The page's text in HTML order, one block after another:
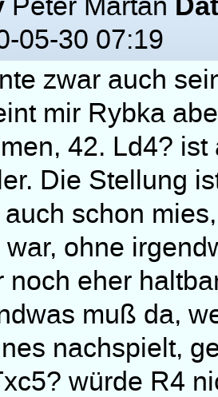
05-30 07:19
zwar auch
mir Rybka
42. Ld4?
Die Stellung
schon
ohne
noch eher
muß da,
nachspielt,
würde R4